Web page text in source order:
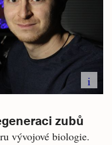
i
zubů
vývojové biologie.